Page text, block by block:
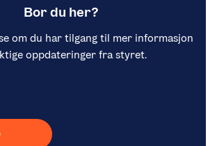
Bor du her?
om du har tilgang til mer informasjon
oppdateringer fra styret.
…